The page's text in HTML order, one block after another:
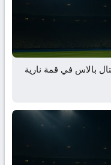
بالاس في قمة نارية